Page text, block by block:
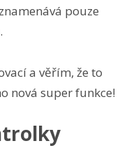
pouze
a věřím, že to
nová super funkce!